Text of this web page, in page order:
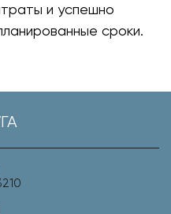
и успешно
сроки.